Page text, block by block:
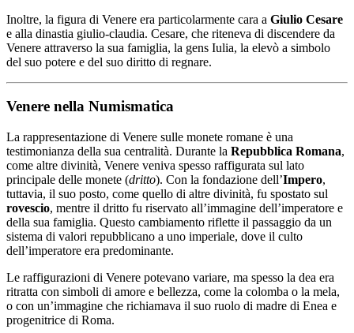
Inoltre, la figura di Venere era particolarmente cara a Giulio Cesare
e alla dinastia giulio-claudia. Cesare, che riteneva di discendere da
Venere attraverso la sua famiglia, la gens Iulia, la elevò a simbolo
del suo potere e del suo diritto di regnare.
Venere nella Numismatica
La rappresentazione di Venere sulle monete romane è una
testimonianza della sua centralità. Durante la Repubblica Romana,
come altre divinità, Venere veniva spesso raffigurata sul lato
principale delle monete (dritto). Con la fondazione dell’Impero,
tuttavia, il suo posto, come quello di altre divinità, fu spostato sul
rovescio, mentre il dritto fu riservato all’immagine dell’imperatore e
della sua famiglia. Questo cambiamento riflette il passaggio da un
sistema di valori repubblicano a uno imperiale, dove il culto
dell’imperatore era predominante.
Le raffigurazioni di Venere potevano variare, ma spesso la dea era
ritratta con simboli di amore e bellezza, come la colomba o la mela,
o con un’immagine che richiamava il suo ruolo di madre di Enea e
progenitrice di Roma.